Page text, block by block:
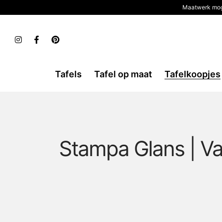
Maatwerk
Tafels Tafel op maat Tafelkoopjes
Stampa Glans |